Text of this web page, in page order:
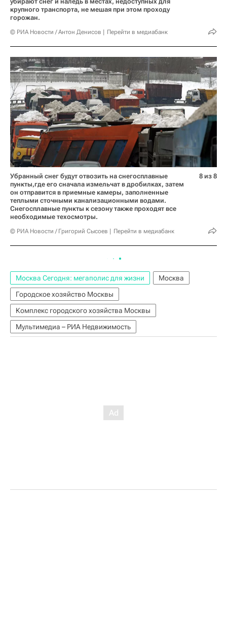
крупного транспорта, не мешая при этом проходу
горожан.
© РИА Новости / Антон Денисов Перейти в медиабанк
Убранный снег будут отвозить на снегосплавные
пункты,где его сначала измельчат в дробилках, затем
он отправится в приемные камеры, заполненные
теплыми сточными канализационными водами.
Снегосплавные пункты к сезону также проходят все
необходимые техосмотры.
© РИА Новости / Григорий Сысоев Перейти в медиабанк
8 из 8
Москва Сегодня: мегаполис для жизни
Москва
Городское хозяйство Москвы
Комплекс городского хозяйства Москвы
Мультимедиа – РИА Недвижимость